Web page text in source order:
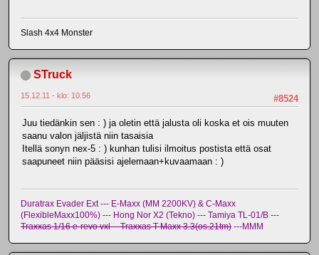
Slash 4x4 Monster
STruck
#8524
15.12.11 - klo: 10.56
Juu tiedänkin sen : ) ja oletin että jalusta oli koska et ois muuten
saanu valon jäljistä niin tasaisia
Itellä sonyn nex-5 : ) kunhan tulisi ilmoitus postista että osat
saapuneet niin pääsisi ajelemaan+kuvaamaan : )
Duratrax Evader Ext --- E-Maxx (MM 2200KV) & C-Maxx
(FlexibleMaxx100%) --- Hong Nor X2 (Tekno) --- Tamiya TL-01/B ---
Traxxas 1/16 e-revo vxl -- Traxxas T-Maxx 3.3(os.21tm) ---MMM